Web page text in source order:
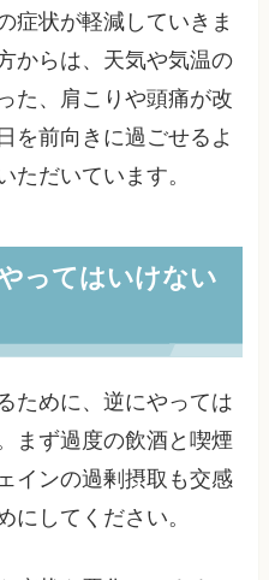
症状が軽減していきま
からは、天気や気温の
た、肩こりや頭痛が改
を前向きに過ごせるよ
ただいています。
ってはいけない
ために、逆にやっては
まず過度の飲酒と喫煙
インの過剰摂取も交感
にしてください。